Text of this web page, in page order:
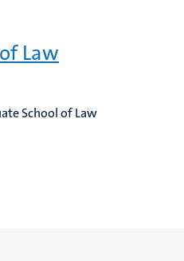
Law
School of Law